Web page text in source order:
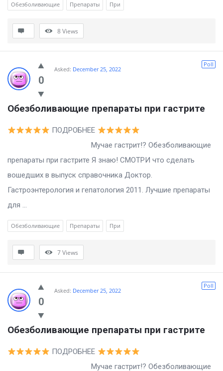
Обезболивающие Препараты При
8Views
0
Poll
Asked: December 25, 2022
Обезболивающие препараты при гастрите
ПОДРОБНЕЕ
Мучае гастрит!? Обезболивающие
препараты при гастрите Я знаю! СМОТРИ что сделать
вошедших в выпуск справочника Доктор.
Гастроэнтерология и гепатология 2011. Лучшие препараты
для ...
Обезболивающие Препараты При
7Views
0
Poll
Asked: December 25, 2022
Обезболивающие препараты при гастрите
ПОДРОБНЕЕ
Мучае гастрит!? Обезболивающие